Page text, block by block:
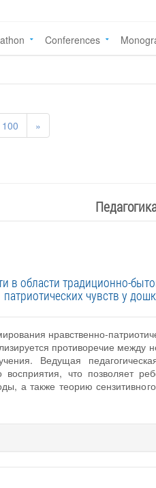
Conferences
100 »
в области традиционно-
патриотических чувств у
нравственно-
противоречие между
Ведущая
восприятия, что позволяет
а также теорию